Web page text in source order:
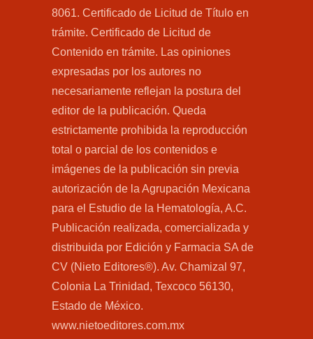
8061. Certificado de Licitud de Título en
trámite. Certificado de Licitud de
Contenido en trámite. Las opiniones
expresadas por los autores no
necesariamente reflejan la postura del
editor de la publicación. Queda
estrictamente prohibida la reproducción
total o parcial de los contenidos e
imágenes de la publicación sin previa
autorización de la Agrupación Mexicana
para el Estudio de la Hematología, A.C.
Publicación realizada, comercializada y
distribuida por Edición y Farmacia SA de
CV (Nieto Editores®). Av. Chamizal 97,
Colonia La Trinidad, Texcoco 56130,
Estado de México.
www.nietoeditores.com.mx